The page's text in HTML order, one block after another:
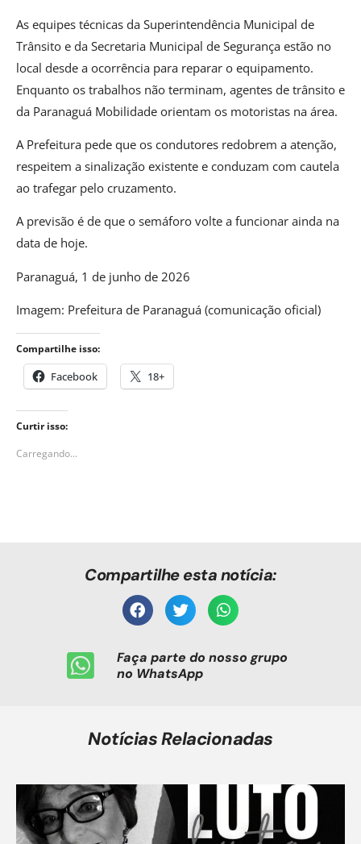
As equipes técnicas da Superintendência Municipal de
Trânsito e da Secretaria Municipal de Segurança estão no
local desde a ocorrência para reparar o equipamento.
Enquanto os trabalhos não terminam, agentes de trânsito e
da Paranaguá Mobilidade orientam os motoristas na área.
A Prefeitura pede que os condutores redobrem a atenção,
respeitem a sinalização existente e conduzam com cautela
ao trafegar pelo cruzamento.
A previsão é de que o semáforo volte a funcionar ainda na
data de hoje.
Paranaguá, 1 de junho de 2026
Imagem: Prefeitura de Paranaguá (comunicação oficial)
Compartilhe isso:
Facebook 18+
Curtir isso:
Carregando...
Compartilhe esta notícia:
Faça parte do nosso grupo
no WhatsApp
Notícias Relacionadas